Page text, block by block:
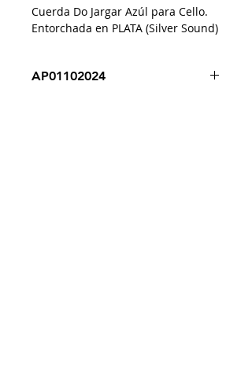
Cuerda Do Jargar Azúl para Cello.
Entorchada en PLATA (Silver Sound)
AP01102024